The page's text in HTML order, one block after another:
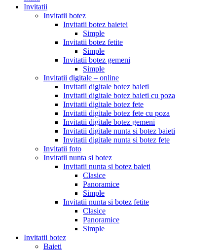
Invitatii
Invitatii botez
Invitatii botez baietei
Simple
Invitatii botez fetite
Simple
Invitatii botez gemeni
Simple
Invitatii digitale – online
Invitatii digitale botez baieti
Invitatii digitale botez baieti cu poza
Invitatii digitale botez fete
Invitatii digitale botez fete cu poza
Invitatii digitale botez gemeni
Invitatii digitale nunta si botez baieti
Invitatii digitale nunta si botez fete
Invitatii foto
Invitatii nunta si botez
Invitatii nunta si botez baieti
Clasice
Panoramice
Simple
Invitatii nunta si botez fetite
Clasice
Panoramice
Simple
Invitatii botez
Baieti